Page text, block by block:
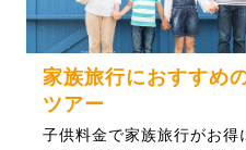
家族旅行におすすめ
ツアー
子供料金で家族旅行がお得